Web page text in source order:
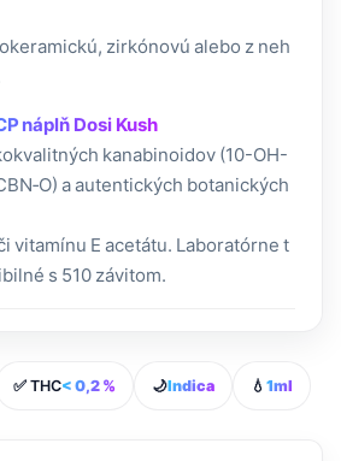
zirkónovú alebo z neh
náplň Dosi Kush
kanabinoidov (10-OH-
a autentických botanických
vitamínu E acetátu. Laboratórne t
s 510 závitom.
✅ THC< 0,2 % 🌙Indica 💧 1ml